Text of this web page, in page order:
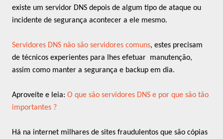
existe um servidor DNS depois de algum tipo de ataque ou
incidente de segurança acontecer a ele mesmo.
Servidores DNS não são servidores comuns, estes precisam
de técnicos experientes para lhes efetuar manutenção,
assim como manter a segurança e backup em dia.
Aproveite e leia: O que são servidores DNS e por que são tão
importantes ?
Há na internet milhares de sites fraudulentos que são cópias